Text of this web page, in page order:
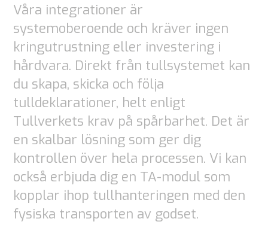
Våra integrationer är
systemoberoende och kräver ingen
kringutrustning eller investering i
hårdvara. Direkt från tullsystemet kan
du skapa, skicka och följa
tulldeklarationer, helt enligt
Tullverkets krav på spårbarhet. Det är
en skalbar lösning som ger dig
kontrollen över hela processen. Vi kan
också erbjuda dig en TA-modul som
kopplar ihop tullhanteringen med den
fysiska transporten av godset.